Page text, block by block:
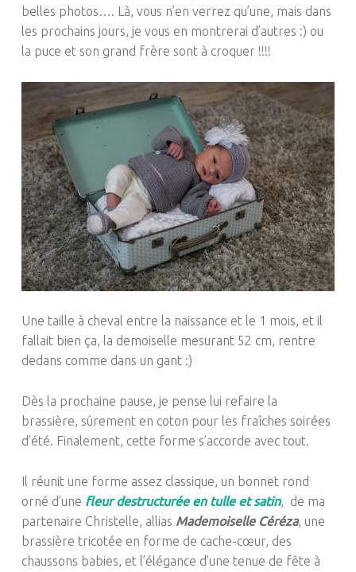
belles photos…. Là, vous n’en verrez qu’une, mais dans
les prochains jours, je vous en montrerai d’autres :) ou
la puce et son grand frère sont à croquer !!!!
Une taille à cheval entre la naissance et le 1 mois, et il
fallait bien ça, la demoiselle mesurant 52 cm, rentre
dedans comme dans un gant :)
Dès la prochaine pause, je pense lui refaire la
brassière, sûrement en coton pour les fraîches soirées
d’été. Finalement, cette forme s’accorde avec tout.
Il réunit une forme assez classique, un bonnet rond
orné d’une fleur destructurée en tulle et satin, de ma
partenaire Christelle, allias Mademoiselle Céréza, une
brassière tricotée en forme de cache-cœur, des
chaussons babies, et l’élégance d’une tenue de fête à